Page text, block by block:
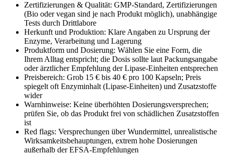
Zertifizierungen & Qualität: GMP-Standard, Zertifizierungen
(Bio oder vegan sind je nach Produkt möglich), unabhängige
Tests durch Drittlabore
Herkunft und Produktion: Klare Angaben zu Ursprung der
Enzyme, Verarbeitung und Lagerung
Produktform und Dosierung: Wählen Sie eine Form, die
Ihrem Alltag entspricht; die Dosis sollte laut Packungsangabe
oder ärztlicher Empfehlung der Lipase-Einheiten entsprechen
Preisbereich: Grob 15 € bis 40 € pro 100 Kapseln; Preis
spiegelt oft Enzyminhalt (Lipase-Einheiten) und Zusatzstoffe
wider
Warnhinweise: Keine überhöhten Dosierungsversprechen;
prüfen Sie, ob das Produkt frei von schädlichen Zusatzstoffen
ist
Red flags: Versprechungen über Wundermittel, unrealistische
Wirksamkeitsbehauptungen, extrem hohe Dosierungen
außerhalb der EFSA-Empfehlungen